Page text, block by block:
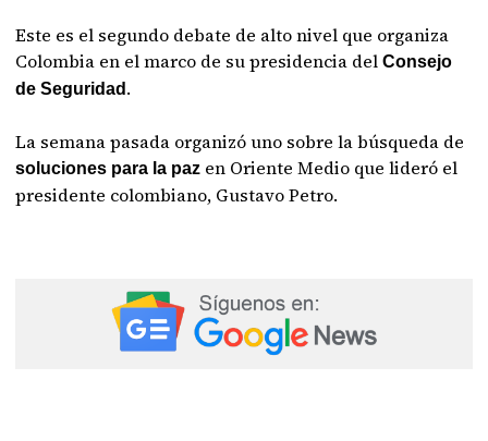
Este es el segundo debate de alto nivel que organiza
Colombia en el marco de su presidencia delConsejo
de Seguridad .
La semana pasada organizó uno sobre la búsqueda de
soluciones para la paz en Oriente Medio que lideró el
presidente colombiano, Gustavo Petro.